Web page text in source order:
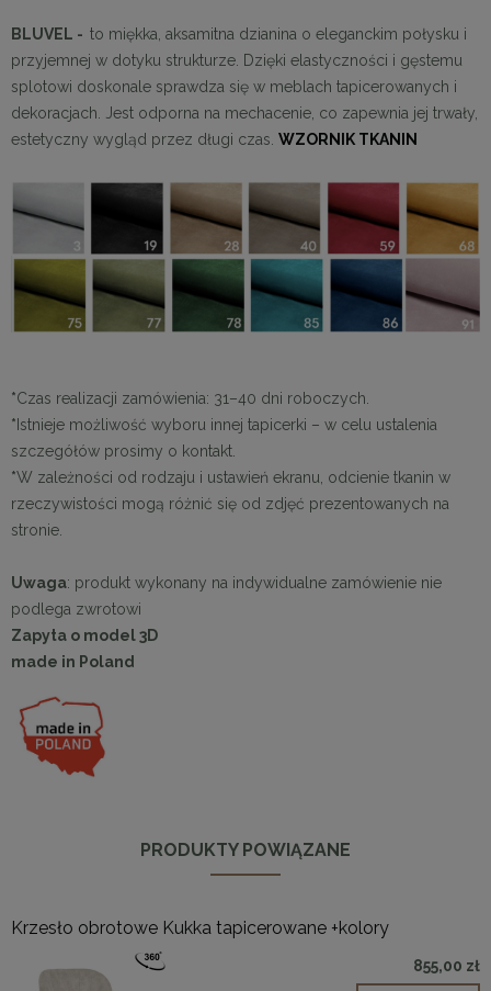
BLUVEL - to miękka, aksamitna dzianina o eleganckim połysku i
przyjemnej w dotyku strukturze. Dzięki elastyczności i gęstemu
splotowi doskonale sprawdza się w meblach tapicerowanych i
dekoracjach. Jest odporna na mechacenie, co zapewnia jej trwały,
estetyczny wygląd przez długi czas. WZORNIK TKANIN
*Czas realizacji zamówienia: 31–40 dni roboczych.
* Istnieje możliwość wyboru innej tapicerki – w celu ustalenia
szczegółów prosimy o kontakt.
*W zależności od rodzaju i ustawień ekranu, odcienie tkanin w
rzeczywistości mogą różnić się od zdjęć prezentowanych na
stronie.
Uwaga: produkt wykonany na indywidualne zamówienie nie
podlega zwrotowi
Zapyta o model 3D
made in Poland
PRODUKTY POWIĄZANE
Krzesło obrotowe Kukka tapicerowane +kolory
855,00 zł